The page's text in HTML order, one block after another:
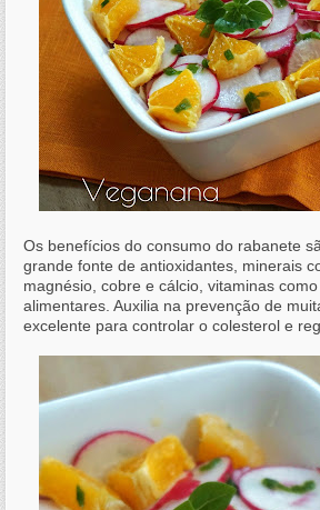
Os benefícios do consumo do rabanete
grande fonte de antioxidantes, minerais
magnésio, cobre e cálcio, vitaminas
alimentares. Auxilia na prevenção de
excelente para controlar o colesterol e